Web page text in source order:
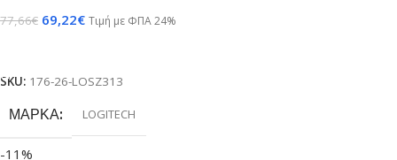
77,66€ 69,22€ Τιμή με ΦΠΑ 24%
SKU: 176-26-LOSZ313
ΜΆΡΚΑ LOGITECH
-11%